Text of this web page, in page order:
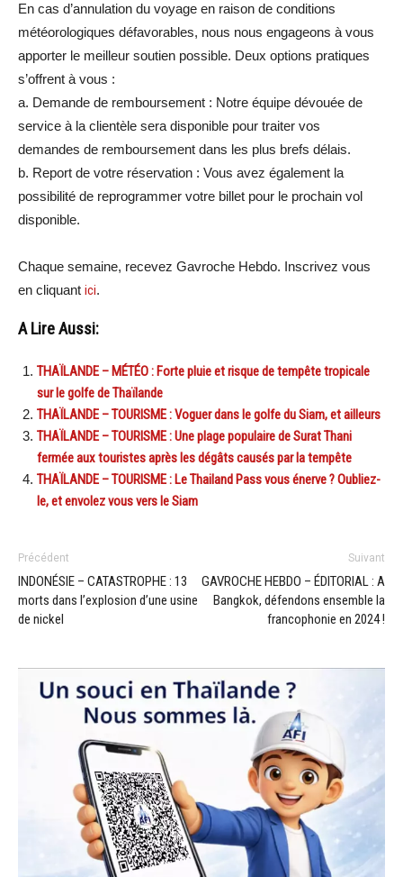
En cas d’annulation du voyage en raison de conditions
météorologiques défavorables, nous nous engageons à vous
apporter le meilleur soutien possible. Deux options pratiques
s’offrent à vous :
a. Demande de remboursement : Notre équipe dévouée de
service à la clientèle sera disponible pour traiter vos
demandes de remboursement dans les plus brefs délais.
b. Report de votre réservation : Vous avez également la
possibilité de reprogrammer votre billet pour le prochain vol
disponible.
Chaque semaine, recevez Gavroche Hebdo. Inscrivez vous
en cliquant ici.
A Lire Aussi:
THAÏLANDE – MÉTÉO : Forte pluie et risque de tempête tropicale
sur le golfe de Thaïlande
THAÏLANDE – TOURISME : Voguer dans le golfe du Siam, et ailleurs
THAÏLANDE – TOURISME : Une plage populaire de Surat Thani
fermée aux touristes après les dégâts causés par la tempête
THAÏLANDE – TOURISME : Le Thailand Pass vous énerve ? Oubliez-
le, et envolez vous vers le Siam
Précédent
INDONÉSIE – CATASTROPHE : 13
morts dans l’explosion d’une usine
de nickel
Suivant
GAVROCHE HEBDO – ÉDITORIAL : A
Bangkok, défendons ensemble la
francophonie en 2024 !